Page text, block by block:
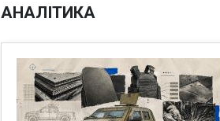
АНАЛІТИКА